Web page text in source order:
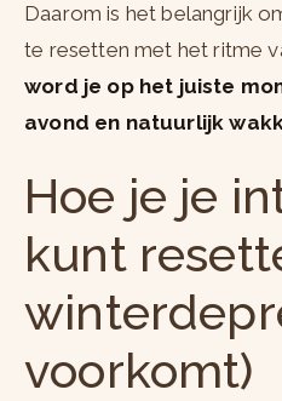
Daarom is het belangrijk
te resetten met het ritme
word je op het juiste
avond en natuurlijk
Hoe je je
kunt
voorkomt)